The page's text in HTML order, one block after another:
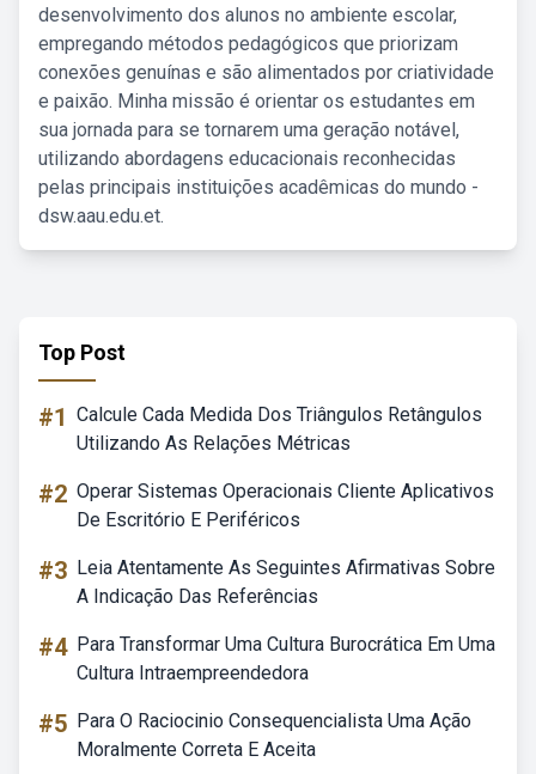
desenvolvimento dos alunos no ambiente escolar,
empregando métodos pedagógicos que priorizam
conexões genuínas e são alimentados por criatividade
e paixão. Minha missão é orientar os estudantes em
sua jornada para se tornarem uma geração notável,
utilizando abordagens educacionais reconhecidas
pelas principais instituições acadêmicas do mundo -
dsw.aau.edu.et.
Top Post
#1 Calcule Cada Medida Dos Triângulos Retângulos
Utilizando As Relações Métricas
#2 Operar Sistemas Operacionais Cliente Aplicativos
De Escritório E Periféricos
#3 Leia Atentamente As Seguintes Afirmativas Sobre
A Indicação Das Referências
#4 Para Transformar Uma Cultura Burocrática Em Uma
Cultura Intraempreendedora
#5 Para O Raciocinio Consequencialista Uma Ação
Moralmente Correta E Aceita